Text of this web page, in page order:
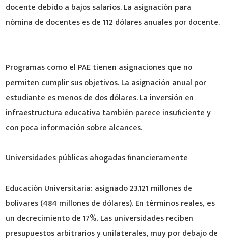
docente debido a bajos salarios. La asignación para
nómina de docentes es de 112 dólares anuales por docente.
Programas como el PAE tienen asignaciones que no
permiten cumplir sus objetivos. La asignación anual por
estudiante es menos de dos dólares. La inversión en
infraestructura educativa también parece insuficiente y
con poca información sobre alcances.
Universidades públicas ahogadas financieramente
Educación Universitaria: asignado 23.121 millones de
bolívares (484 millones de dólares). En términos reales, es
un decrecimiento de 17%. Las universidades reciben
presupuestos arbitrarios y unilaterales, muy por debajo de